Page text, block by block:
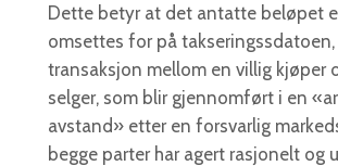
Dette betyr at det antatte beløpet
omsettes for på takseringssdatoen,
transaksjon mellom en villig kjøper
selger, som blir gjennomført i en
avstand» etter en forsvarlig
begge parter har agert rasjonelt og